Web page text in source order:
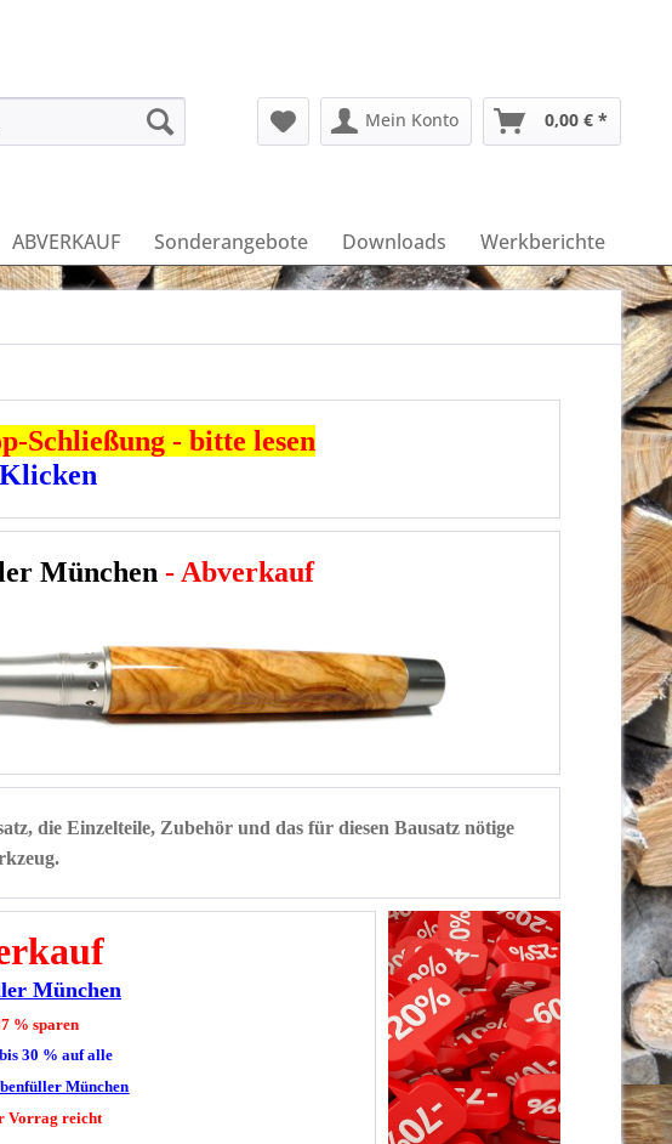
Mein Konto 0,00 € *
ABVERKAUF Sonderangebote Downloads Werkberichte
Schließung - bitte lesen
München - Abverkauf
die Einzelteile, Zubehör und das für diesen Bausatz nötige
München
% sparen
30 % auf alle
München
Vorrag reicht